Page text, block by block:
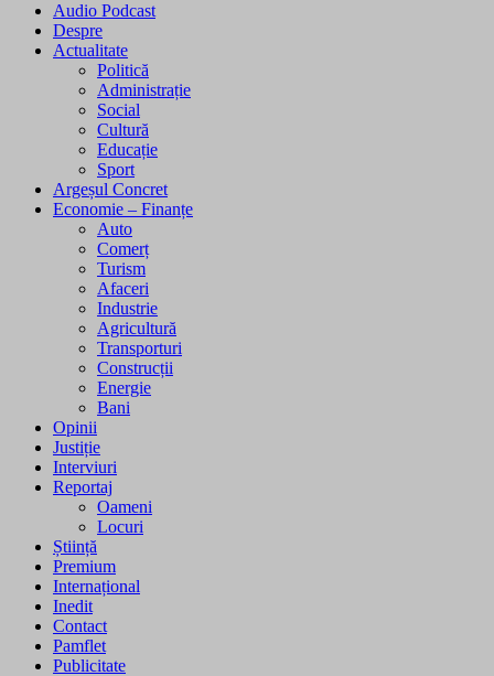
Audio Podcast
Despre
Actualitate
Politică
Administrație
Social
Cultură
Educație
Sport
Argeșul Concret
Economie – Finanțe
Auto
Comerț
Turism
Afaceri
Industrie
Agricultură
Transporturi
Construcții
Energie
Bani
Opinii
Justiție
Interviuri
Reportaj
Oameni
Locuri
Știință
Premium
Internațional
Inedit
Contact
Pamflet
Publicitate